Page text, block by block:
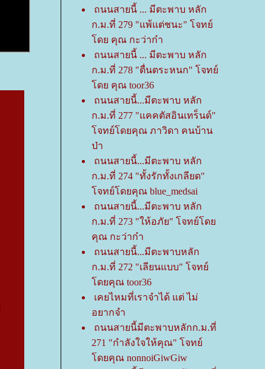
ถนนสายนี้ ... มีตะพาบ หลัก
ก.ม.ที่ 279 "แพ้แต่ชนะ" โจทย์
ดย คุณ กะว่าก๋า
ถนนสายนี้ ... มีตะพาบ หลัก
ก.ม.ที่ 278 "ตื่นตระหนก" โจทย์
ดย คุณ toor36
ถนนสายนี้...มีตะพาบ หลัก
ก.ม.ที่ 277 "แคคตัสอินเทร็นด์"
จทย์โดยคุณ ภาวิดา คนบ้าน
ป่า
ถนนสายนี้...มีตะพาบ หลัก
ก.ม.ที่ 274 "ทั้งรักทั้งเกลียด"
จทย์โดยคุณ blue_medsai
ถนนสายนี้...มีตะพาบ หลัก
ก.ม.ที่ 273 "ให้อภัย" โจทย์โด
คุณ กะว่าก๋า
ถนนสายนี้...มีตะพาบหลัก
ก.ม.ที่ 272 "เลียนแบบ" โจทย์
ดยคุณ toor36
เคยไหมที่เราจำได้ แต่ ไม่
อยากจำ
ถนนสายนี้มีตะพาบหลักก.ม.ที่
271 "กำลังใจให้คุณ" โจทย์
ดยคุณ nonnoiGiwGiw